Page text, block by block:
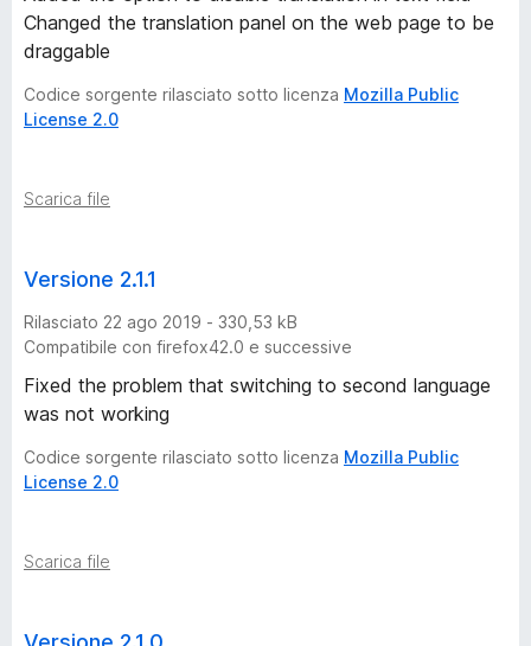
Changed the translation panel on the web page to be
draggable
Codice sorgente rilasciato sotto licenza Mozilla Public
License 2.0
Scarica file
Versione 2.1.1
Rilasciato 22 ago 2019 - 330,53 kB
Compatibile con firefox42.0 e successive
Fixed the problem that switching to second language
was not working
Codice sorgente rilasciato sotto licenza Mozilla Public
License 2.0
Scarica file